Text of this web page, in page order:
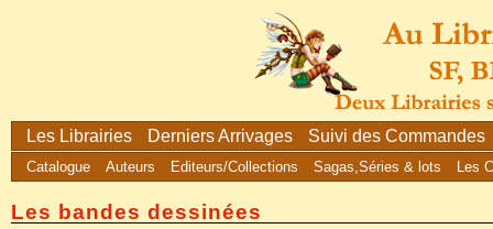
Les Librairies Derniers Arrivages Suivi des Commandes
Catalogue Auteurs Editeurs/Collections Sagas,Séries & lots Les
Les bandes dessinées